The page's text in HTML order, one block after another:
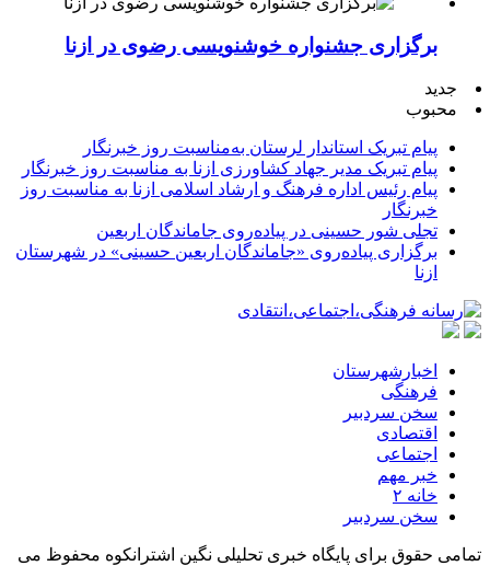
برگزاری جشنواره خوشنویسی رضوی در ازنا
جدید
محبوب
پیام تبریک استاندار لرستان به‌مناسبت روز خبرنگار
پیام تبریک مدیر جهاد کشاورزی ازنا به مناسبت روز خبرنگار
پیام رئیس اداره فرهنگ و ارشاد اسلامی ازنا به مناسبت روز
خبرنگار
تجلی شور حسینی در پیاده‌روی جاماندگان اربعین
برگزاری پیاده‌روی «جاماندگان اربعین حسینی» در شهرستان
ازنا
اخبارشهرستان
فرهنگی
سخن سردبیر
اقتصادی
اجتماعی
خبر مهم
خانه ۲
سخن سردبیر
تمامی حقوق برای پایگاه خبری تحلیلی نگین اشترانکوه محفوظ می